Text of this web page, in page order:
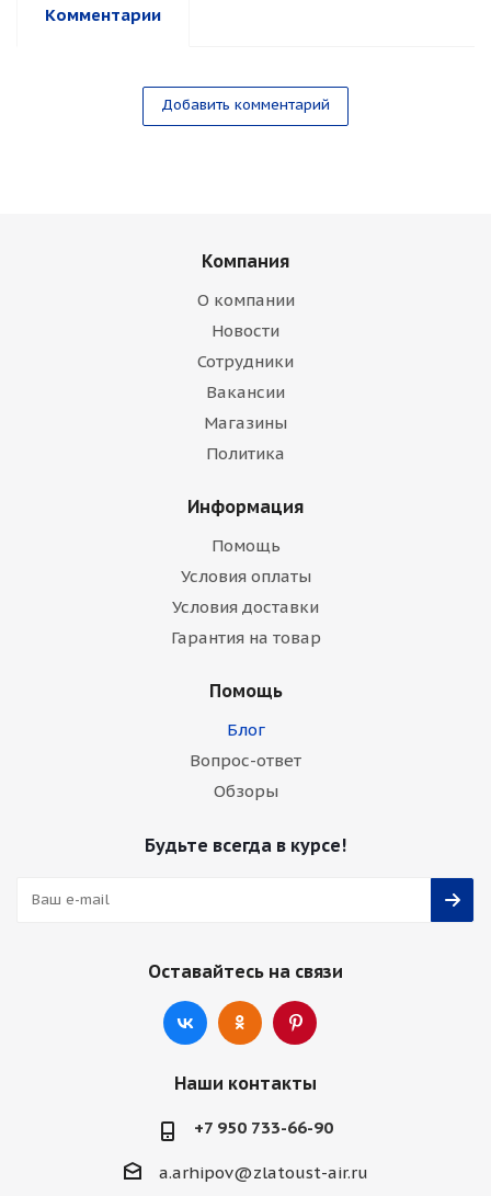
Комментарии
Добавить комментарий
Компания
О компании
Новости
Сотрудники
Вакансии
Магазины
Политика
Информация
Помощь
Условия оплаты
Условия доставки
Гарантия на товар
Помощь
Блог
Вопрос-ответ
Обзоры
Будьте всегда в курсе!
Оставайтесь на связи
Наши контакты
+7 950 733-66-90
a.arhipov@zlatoust-air.ru